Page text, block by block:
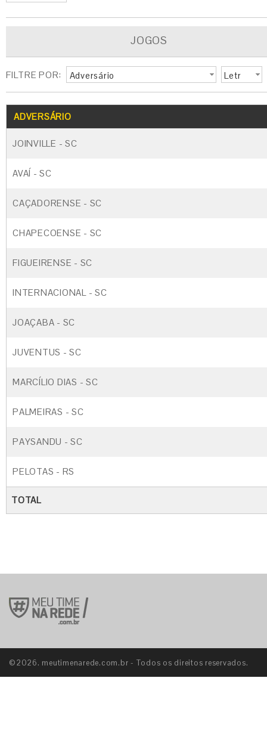
JOGOS
FILTRE POR: Adversário
Letr
ADVERSÁRIO
JOINVILLE - SC
AVAÍ - SC
CAÇADORENSE - SC
CHAPECOENSE - SC
FIGUEIRENSE - SC
INTERNACIONAL - SC
JOAÇABA - SC
JUVENTUS - SC
MARCÍLIO DIAS - SC
PALMEIRAS - SC
PAYSANDU - SC
PELOTAS - RS
TOTAL
©2026. meutimenarede.com.br - Todos os direitos reservados.